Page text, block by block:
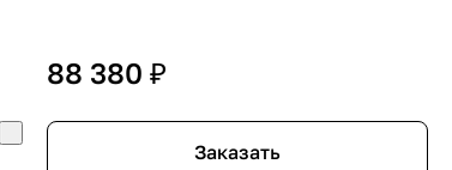
88 380 ₽
Заказать